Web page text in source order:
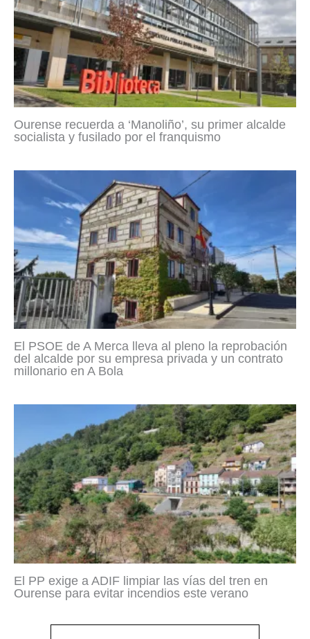
Ourense recuerda a ‘Manoliño’, su primer alcalde
socialista y fusilado por el franquismo
El PSOE de A Merca lleva al pleno la reprobación
del alcalde por su empresa privada y un contrato
millonario en A Bola
El PP exige a ADIF limpiar las vías del tren en
Ourense para evitar incendios este verano